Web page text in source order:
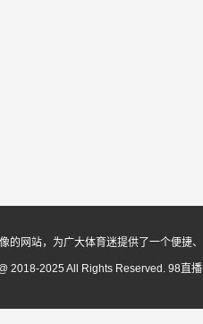
网站，为广大体育迷提供了一个便捷
2018-2025 All Rights Reserved. 98直